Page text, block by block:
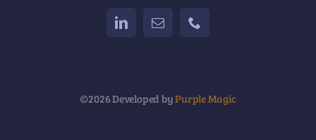
©2026 Developed byPurple Magic